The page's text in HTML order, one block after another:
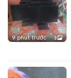
9 phút trước 3